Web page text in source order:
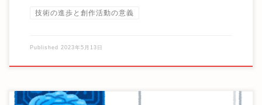
技術の進歩と創作活動の意義
Published 2023年5月13日